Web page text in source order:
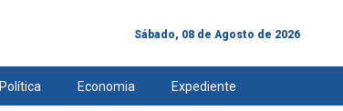
Sábado, 08 de Agosto de 2026
Política Economia Expediente